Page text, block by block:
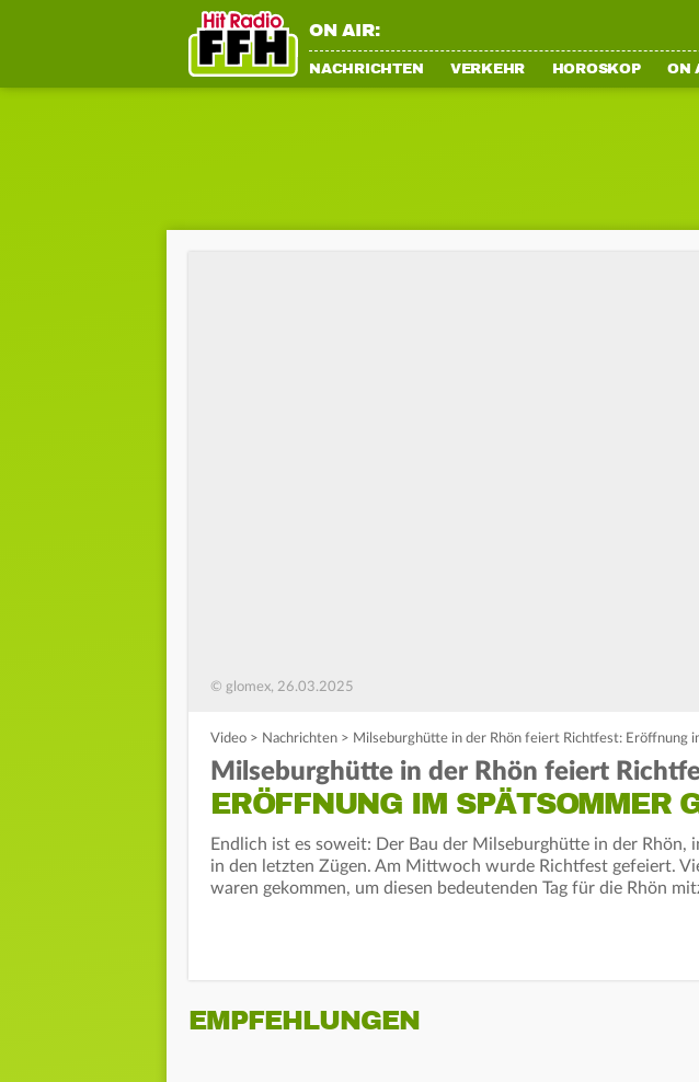
ON AIR:
NACHRICHTEN VERKEHR HOROSKOP ON
© glomex, 26.03.2025
Video > Nachrichten > Milseburghütte in der Rhön feiert Richtfest: Eröffnung
Milseburghütte in der Rhön feiert
ERÖFFNUNG IM SPÄTSOMMER
Endlich ist es soweit: Der Bau der Milseburghütte in der Rhön,
in den letzten Zügen. Am Mittwoch wurde Richtfest gefeiert.
waren gekommen, um diesen bedeutenden Tag für die Rhön
EMPFEHLUNGEN